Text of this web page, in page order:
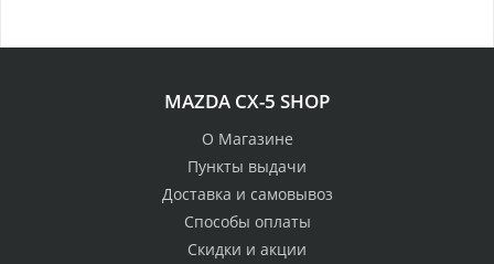
MAZDA CX-5 SHOP
О Магазине
Пункты выдачи
Доставка и самовывоз
Способы оплаты
Скидки и акции